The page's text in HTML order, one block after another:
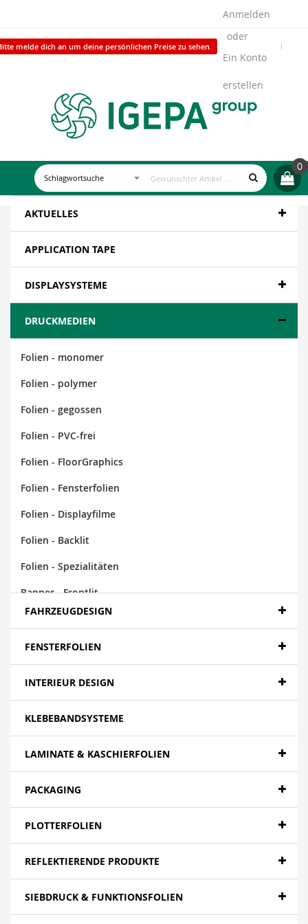
melde dich an um deine persönlichen Preise zu sehen.
Anmelden
Ein Konto
erstellen
0
AKTUELLES
APPLICATION TAPE
DISPLAYSYSTEME
DRUCKMEDIEN
Folien - monomer
Folien - polymer
Folien - gegossen
Folien - PVC-frei
Folien - FloorGraphics
Folien - Fensterfolien
Folien - Displayfilme
Folien - Backlit
Folien - Spezialitäten
Banner - Frontlit
Banner - Backlit
Banner - Blockout
Papier
Canvas
Mesh
Textilien
Folien - High Tack | Niedertemperaturen
Folien - Adhäsionsfolien
FAHRZEUGDESIGN
FENSTERFOLIEN
INTERIEUR DESIGN
KLEBEBANDSYSTEME
LAMINATE & KASCHIERFOLIEN
PACKAGING
PLOTTERFOLIEN
REFLEKTIERENDE PRODUKTE
SIEBDRUCK & FUNKTIONSFOLIEN